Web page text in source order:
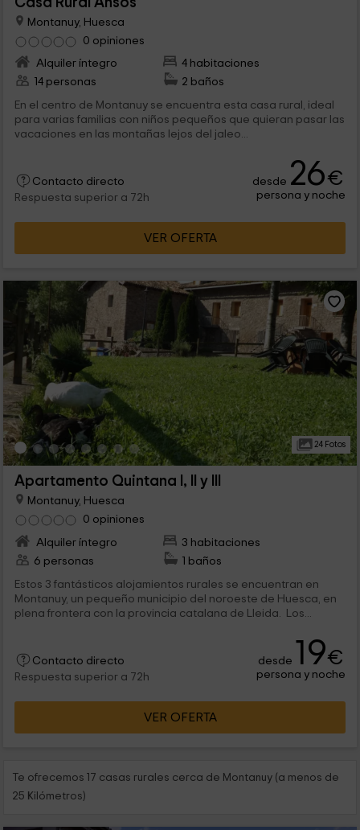
Montanuy, Huesca
0 opiniones
Alquiler íntegro
4 habitaciones
14 personas
2 baños
En el centro de Montanuy se encuentra esta casa rural, ideal
para varias familias con niños pequeños que quieran pasar las
vacaciones en las montañas lejos del jaleo...
Contacto directo
Respuesta superior a 72h
desde 26€
persona y noche
VER OFERTA
24 Fotos
Apartamento Quintana I, II y III
Montanuy, Huesca
0 opiniones
Alquiler íntegro
3 habitaciones
6 personas
1 baños
Estos 3 fantásticos alojamientos rurales se encuentran en
Montanuy, un pequeño municipio del noroeste de Huesca, en
plena frontera con la provincia catalana de Lleida. Los...
Contacto directo
Respuesta superior a 72h
desde 19€
persona y noche
VER OFERTA
Te ofrecemos 17 casas rurales cerca de Montanuy (a menos de
25 Kilómetros)